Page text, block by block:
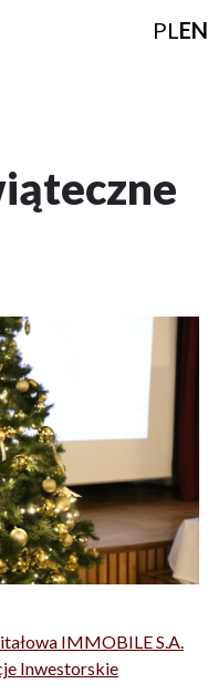
PLEN
IMMOBILE S.A.
Inwestorskie